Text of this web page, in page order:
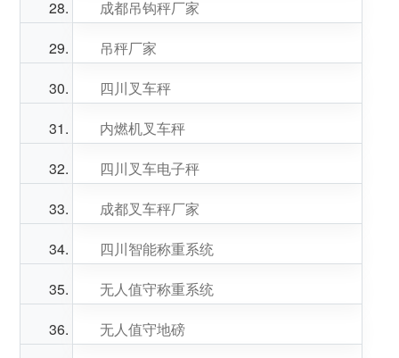
成都吊钩秤厂家
吊秤厂家
四川叉车秤
内燃机叉车秤
四川叉车电子秤
成都叉车秤厂家
四川智能称重系统
无人值守称重系统
无人值守地磅